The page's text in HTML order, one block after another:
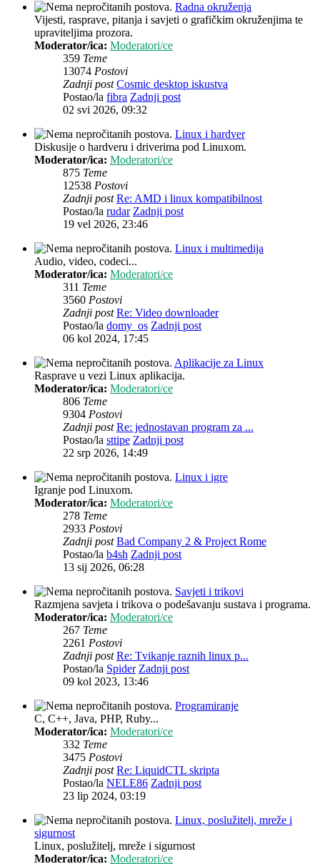
Radna okruženja
Vijesti, rasprave, pitanja i savjeti o grafičkim okruženjima te
upraviteljima prozora.
Moderator/ica: Moderatori/ce
359 Teme
13074 Postovi
Zadnji post Cosmic desktop iskustva
Postao/la fibra Zadnji post
02 svi 2026, 09:32
Linux i hardver
Diskusije o hardveru i driverima pod Linuxom.
Moderator/ica: Moderatori/ce
875 Teme
12538 Postovi
Zadnji post Re: AMD i linux kompatibilnost
Postao/la rudar Zadnji post
19 vel 2026, 23:46
Linux i multimedija
Audio, video, codeci...
Moderator/ica: Moderatori/ce
311 Teme
3560 Postovi
Zadnji post Re: Video downloader
Postao/la domy_os Zadnji post
06 kol 2024, 17:45
Aplikacije za Linux
Rasprave u vezi Linux aplikacija.
Moderator/ica: Moderatori/ce
806 Teme
9304 Postovi
Zadnji post Re: jednostavan program za ...
Postao/la sttipe Zadnji post
22 srp 2026, 14:49
Linux i igre
Igranje pod Linuxom.
Moderator/ica: Moderatori/ce
278 Teme
2933 Postovi
Zadnji post Bad Company 2 & Project Rome
Postao/la b4sh Zadnji post
13 sij 2026, 06:28
Savjeti i trikovi
Razmjena savjeta i trikova o podešavanju sustava i programa.
Moderator/ica: Moderatori/ce
267 Teme
2261 Postovi
Zadnji post Re: Tvikanje raznih linux p...
Postao/la Spider Zadnji post
09 kol 2023, 13:46
Programiranje
C, C++, Java, PHP, Ruby...
Moderator/ica: Moderatori/ce
332 Teme
3475 Postovi
Zadnji post Re: LiquidCTL skripta
Postao/la NELE86 Zadnji post
23 lip 2024, 03:19
Linux, poslužitelj, mreže i
sigurnost
Linux, poslužitelj, mreže i sigurnost
Moderator/ica: Moderatori/ce